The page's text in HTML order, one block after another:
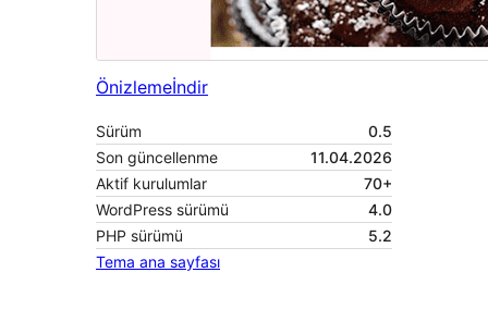
Önizlemeİndir
Sürüm
0.5
Son güncellenme
11.04.2026
Aktif kurulumlar
70+
WordPress sürümü
4.0
PHP sürümü
5.2
Tema ana sayfası